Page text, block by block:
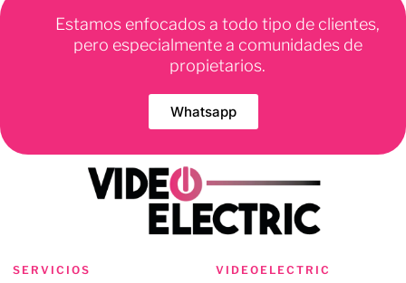
Estamos enfocados a todo tipo de clientes,
pero especialmente a comunidades de
propietarios.
Whatsapp
SERVICIOS VIDEOELECTRIC